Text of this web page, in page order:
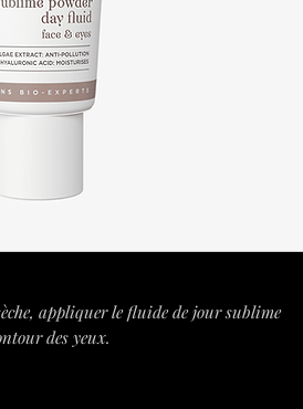
appliquer le fluide de jour sublime
des yeux.